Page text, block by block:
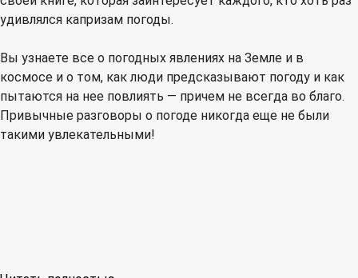
удивлялся капризам погоды.
Вы узнаете все о погодных явлениях на Земле и в
космосе и о том, как люди предсказывают погоду и как
пытаются на нее повлиять — причем не всегда во благо.
Привычные разговоры о погоде никогда еще не были
такими увлекательными!